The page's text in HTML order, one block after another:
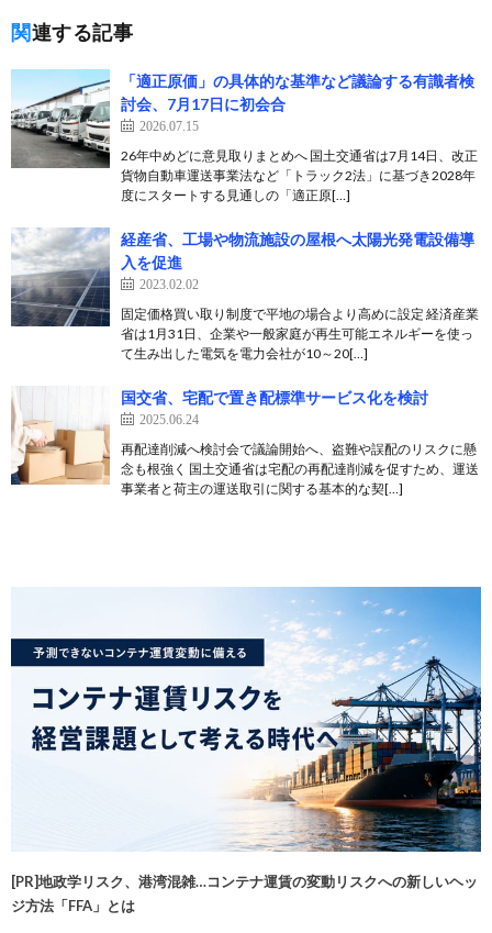
関連する記事
「適正原価」の具体的な基準など議論する有識者検
討会、7月17日に初会合
2026.07.15
26年中めどに意見取りまとめへ 国土交通省は7月14日、改正
貨物自動車運送事業法など「トラック2法」に基づき2028年
度にスタートする見通しの「適正原[…]
経産省、工場や物流施設の屋根へ太陽光発電設備導
入を促進
2023.02.02
固定価格買い取り制度で平地の場合より高めに設定 経済産業
省は1月31日、企業や一般家庭が再生可能エネルギーを使っ
て生み出した電気を電力会社が10～20[…]
国交省、宅配で置き配標準サービス化を検討
2025.06.24
再配達削減へ検討会で議論開始へ、盗難や誤配のリスクに懸
念も根強く 国土交通省は宅配の再配達削減を促すため、運送
事業者と荷主の運送取引に関する基本的な契[…]
[PR]地政学リスク、港湾混雑…コンテナ運賃の変動リスクへの新しいヘッ
ジ方法「FFA」とは